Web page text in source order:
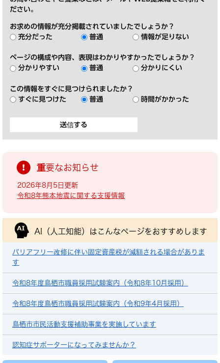
ださい。
お求めの情報が充分掲載されていましたでしょうか？
充分だった
普通 情報が足りない
ページの構成や内容、表現はわかりやすかったでしょうか？
分かりやすい
普通 分かりにくい
この情報をすぐに見つけられましたか？
すぐに見つけた
普通 時間がかかった
重要なお知らせ
2026年8月5日更新
令和8年熊本地震に関する支援情報
AI（人工知能）は こんなページをおすすめします
バリアフリー改修に伴い固定資産税が減額される場合がありま
す
令和8年度鳥栖市職員採用試験案内（令和8年10月採用）
令和8年度鳥栖市職員採用試験案内（令和9年4月採用）
鳥栖市市民活動支援補助事業を実施しています
認知症サポーターになってみませんか？